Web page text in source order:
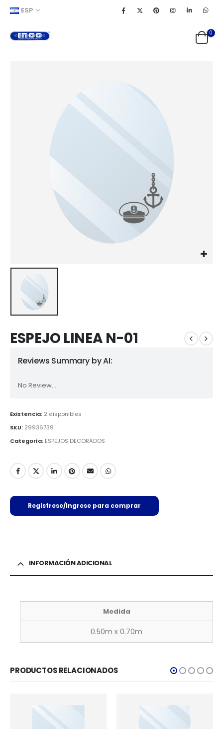
ESP
0
ESPEJO LINEA N-01
Reviews Summary by AI:
No Review...
Existencia: 2 disponibles
SKU: 29936739
Categoría: ESPEJOS DECORADOS
Regístrese/Ingrese para comprar
INFORMACIÓN ADICIONAL
Medida
0.50m x 0.70m
PRODUCTOS RELACIONADOS